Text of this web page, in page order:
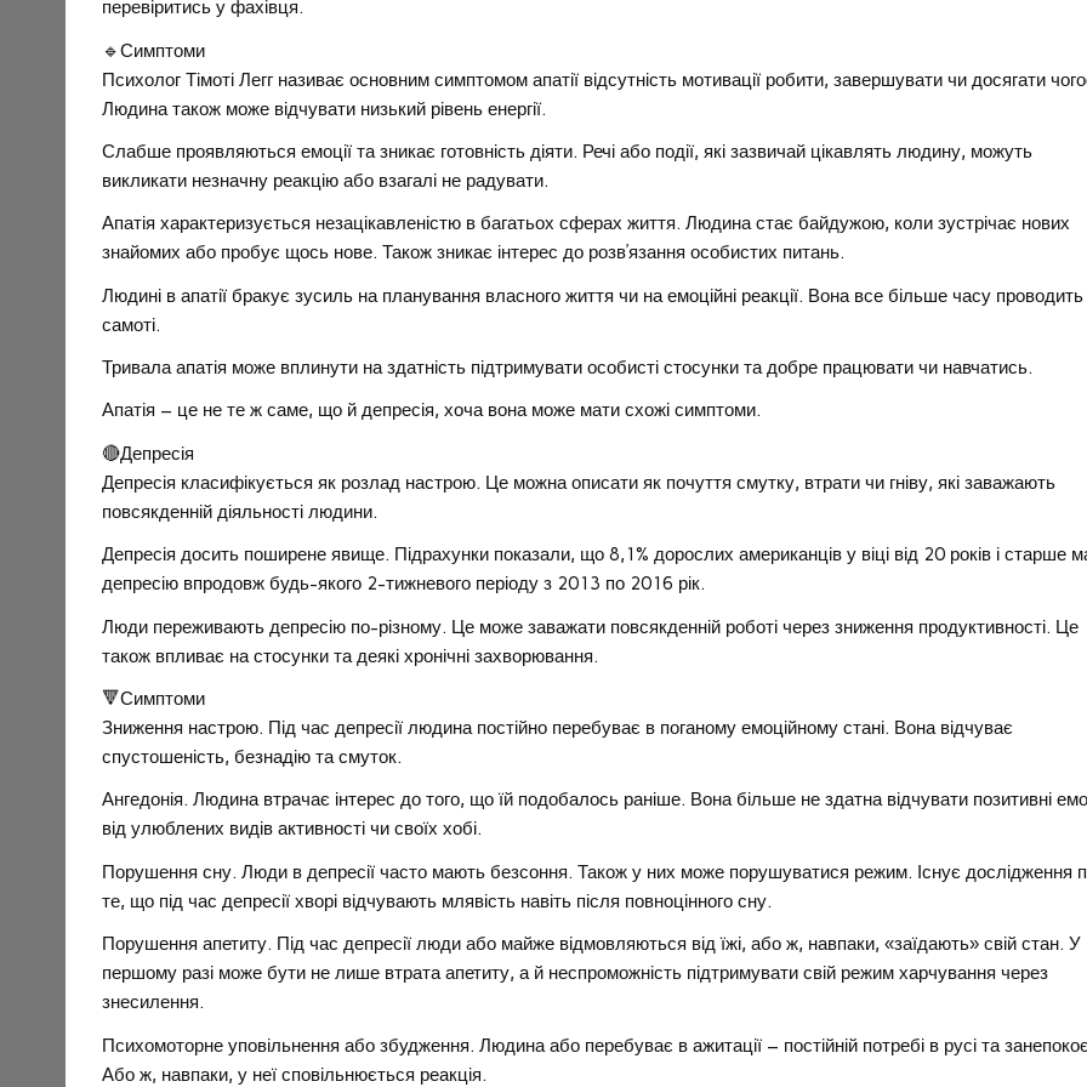
перевіритись у фахівця.
🔹Симптоми
Психолог Тімоті Легг називає основним симптомом апатії відсутність мотивації робити, завершувати чи досягати
Людина також може відчувати низький рівень енергії.
Слабше проявляються емоції та зникає готовність діяти. Речі або події, які зазвичай цікавлять людину, можуть
викликати незначну реакцію або взагалі не радувати.
Апатія характеризується незацікавленістю в багатьох сферах життя. Людина стає байдужою, коли зустрічає нових
знайомих або пробує щось нове. Також зникає інтерес до розв’язання особистих питань.
Людині в апатії бракує зусиль на планування власного життя чи на емоційні реакції. Вона все більше часу
самоті.
Тривала апатія може вплинути на здатність підтримувати особисті стосунки та добре працювати чи навчатись.
Апатія – це не те ж саме, що й депресія, хоча вона може мати схожі симптоми.
🔴Депресія
Депресія класифікується як розлад настрою. Це можна описати як почуття смутку, втрати чи гніву, які заважають
повсякденній діяльності людини.
Депресія досить поширене явище. Підрахунки показали, що 8,1% дорослих американців у віці від 20 років і старше
депресію впродовж будь-якого 2-тижневого періоду з 2013 по 2016 рік.
Люди переживають депресію по-різному. Це може заважати повсякденній роботі через зниження продуктивності. Це
також впливає на стосунки та деякі хронічні захворювання.
🔻Симптоми
Зниження настрою. Під час депресії людина постійно перебуває в поганому емоційному стані. Вона відчуває
спустошеність, безнадію та смуток.
Ангедонія. Людина втрачає інтерес до того, що їй подобалось раніше. Вона більше не здатна відчувати позитивні
від улюблених видів активності чи своїх хобі.
Порушення сну. Люди в депресії часто мають безсоння. Також у них може порушуватися режим. Існує дослідження
те, що під час депресії хворі відчувають млявість навіть після повноцінного сну.
Порушення апетиту. Під час депресії люди або майже відмовляються від їжі, або ж, навпаки, «заїдають» свій стан. У
першому разі може бути не лише втрата апетиту, а й неспроможність підтримувати свій режим харчування через
знесилення.
Психомоторне уповільнення або збудження. Людина або перебуває в ажитації – постійній потребі в русі та
Або ж, навпаки, у неї сповільнюється реакція.